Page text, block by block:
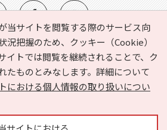
当サイトを閲覧する際のサービス向
況把握のため、クッキー（Cookie）
イトでは閲覧を継続されることで、ク
たものとみなします。詳細について
における個人情報の取り扱いについ
）とは？ お気に入り
ヘルプ
の取り扱いについて
運営会社
広告掲載に関するお問い合わせ